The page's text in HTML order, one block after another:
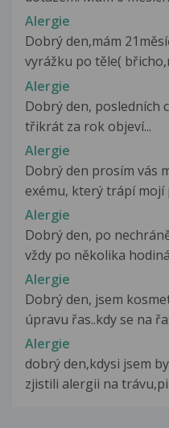
Alergie
Dobrý den,mám
vyrážku po těle(
Alergie
Dobrý den, posledních
třikrát za rok objeví...
Alergie
Dobrý den prosím vás
exému, který trápí mojí
Alergie
Dobrý den, po
vždy po několika
Alergie
Dobrý den, jsem
úpravu řas..kdy se na
Alergie
dobrý den,kdysi jsem
zjistili alergii na